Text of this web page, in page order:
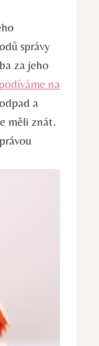
správy
za jeho
na
a
měli znát.